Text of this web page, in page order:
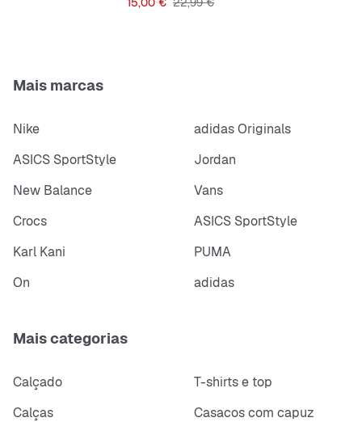
Mais marcas
Nike
adidas Originals
ASICS SportStyle
Jordan
New Balance
Vans
Crocs
ASICS SportStyle
Karl Kani
PUMA
On
adidas
Mais categorias
Calçado
T-shirts e top
Calças
Casacos com capuz